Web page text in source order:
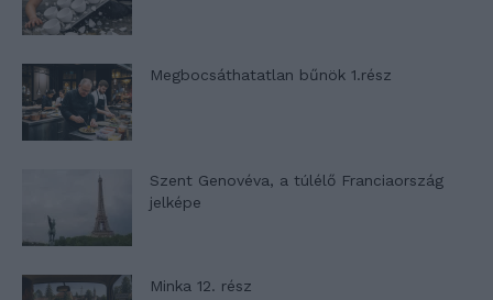
Megbocsáthatatlan bűnök 1.rész
Szent Genovéva, a túlélő Franciaország
jelképe
Minka 12. rész